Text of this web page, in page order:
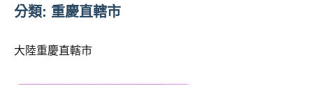
亞
JEFFIA
亞
粉
分類: 重慶直轄市
大陸重慶直轄市